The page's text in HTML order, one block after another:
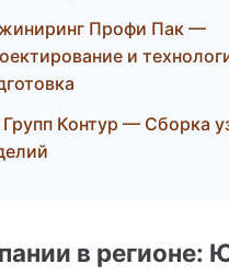
Профи Пак —
и
Контур — Сборка
в регионе: